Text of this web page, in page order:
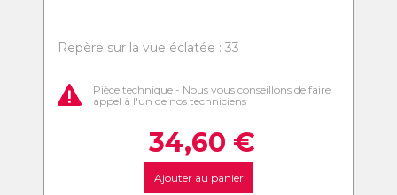
Repère sur la vue éclatée : 33
Pièce technique - Nous vous conseillons de faire
appel à l'un de nos techniciens
34,60 €
Ajouter au panier